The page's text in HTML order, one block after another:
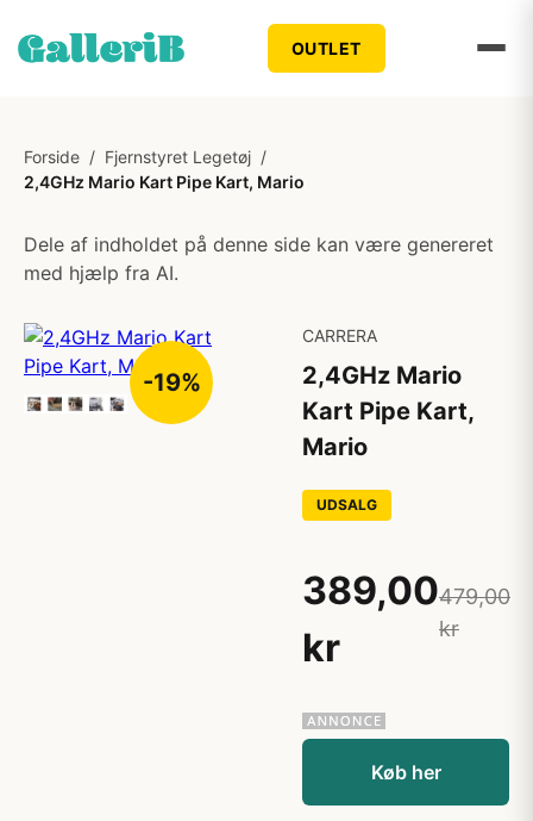
OUTLET
Forside / Fjernstyret Legetøj /
2,4GHz Mario Kart Pipe Kart, Mario
Dele af indholdet på denne side kan være genereret
med hjælp fra AI.
-19%
CARRERA
2,4GHz Mario
Kart Pipe Kart,
Mario
UDSALG
389,00
kr
479,00
kr
Køb her